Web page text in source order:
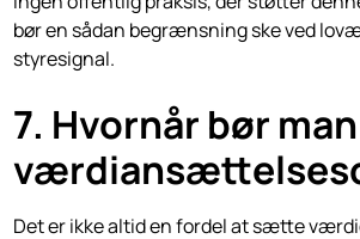
bør en sådan begrænsning ske ved
styresignal.
7. Hvornår bør
Det er ikke altid en fordel at sætte